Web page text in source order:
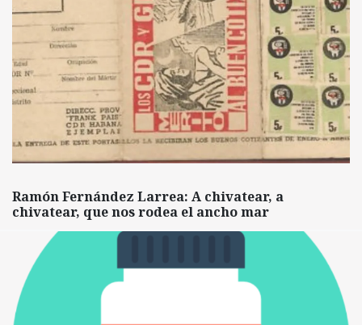
Ramón Fernández Larrea: A chivatear, a
chivatear, que nos rodea el ancho mar